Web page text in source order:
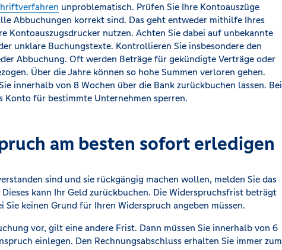
unproblematisch. Prüfen Sie Ihre Kontoauszüge
Abbuchungen korrekt sind. Das geht entweder mithilfe Ihres
Kontoauszugsdrucker nutzen. Achten Sie dabei auf unbekannte
unklare Buchungstexte. Kontrollieren Sie insbesondere den
Abbuchung. Oft werden Beträge für gekündigte Verträge oder
Über die Jahre können so hohe Summen verloren gehen.
innerhalb von 8 Wochen über die Bank zurückbuchen lassen. Bei
Konto für bestimmte Unternehmen sperren.
am besten sofort erledigen
sind und sie rückgängig machen wollen, melden Sie das
kann Ihr Geld zurückbuchen. Die Widerspruchsfrist beträgt
keinen Grund für Ihren Widerspruch angeben müssen.
vor, gilt eine andere Frist. Dann müssen Sie innerhalb von 6
einlegen. Den Rechnungsabschluss erhalten Sie immer zum